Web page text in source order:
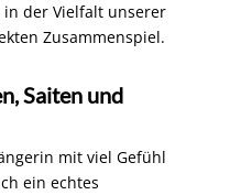
der Vielfalt unserer
Zusammenspiel.
Saiten und
mit viel Gefühl
ein echtes